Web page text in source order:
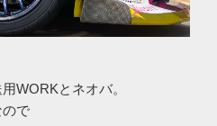
WORKとネオバ。
で